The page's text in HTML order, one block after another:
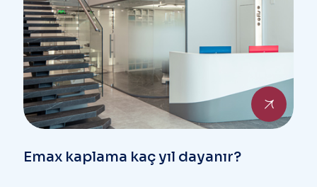
Emax kaplama kaç yıl dayanır?